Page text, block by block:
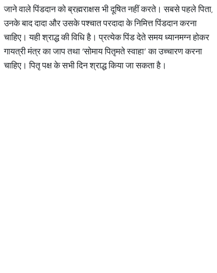
जाने वाले पिंडदान को ब्रह्मराक्षस भी दूषित नहीं करते। सबसे पहले पिता,
उनके बाद दादा और उसके पश्चात परदादा के निमित्त पिंडदान करना
चाहिए। यही श्राद्ध की विधि है। प्रत्येक पिंड देते समय ध्यानमग्न होकर
गायत्री मंत्र का जाप तथा ‘सोमाय पितृमते स्वाहा’ का उच्चारण करना
चाहिए। पितृ पक्ष के सभी दिन श्राद्ध किया जा सकता है।